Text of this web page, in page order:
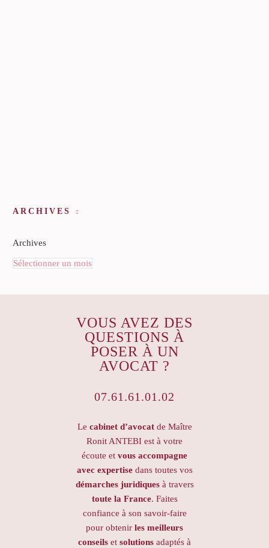
ARCHIVES
Archives
Sélectionner un mois
VOUS AVEZ DES
QUESTIONS À
POSER À UN
AVOCAT ?
07.61.61.01.02
Le cabinet d’avocatde Maître
Ronit ANTEBI est à votre
écoute et vous accompagne
avec expertisedans toutes vos
démarches juridiquesà travers
toute la France. Faites
confiance à son savoir-faire
pour obtenir les meilleurs
conseils et solutions adaptés à